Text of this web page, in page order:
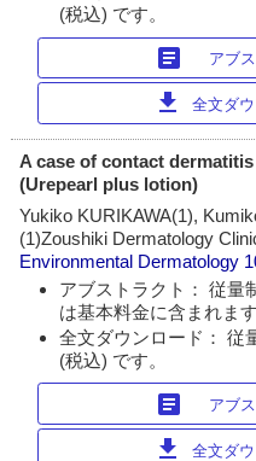
(税込) です。
article アブ
download 全文ダ
A case of contact
(Urepearl plus lotion)
Yukiko KURIKAWA(1),
(1)Zoushiki Dermatology
Environmental Dermatology
アブストラクト： 従量
は基本料金に含まれます
全文ダウンロード： 従
(税込) です。
article アブ
download 全文ダ